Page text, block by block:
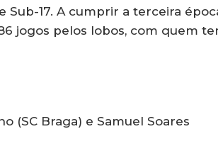
Sub-17. A cumprir a terceira
jogos pelos lobos, com quem
(SC Braga) e Samuel Soares